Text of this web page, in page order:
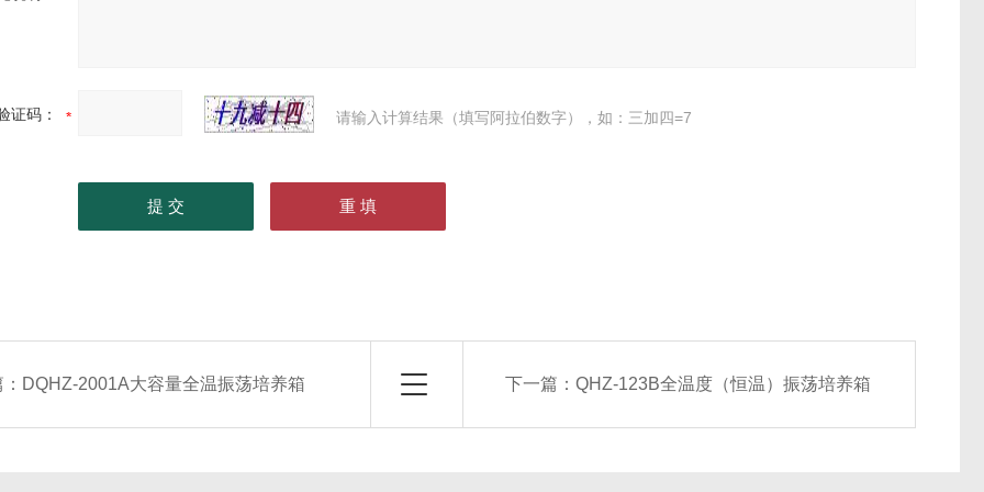
证码： 请输入计算结果（填写阿拉伯数字），如：三加四=7
DQHZ-2001A大容量全温振荡培养箱 下一篇： QHZ-123B全温度（恒温）振荡培养箱